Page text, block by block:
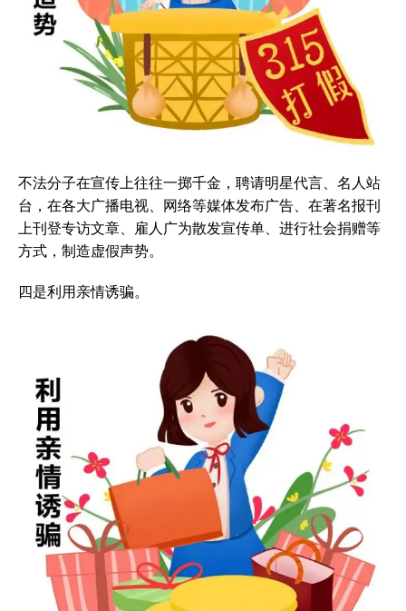
不法分子在宣传上往往一掷千金，聘请明星代言、名人站
台，在各大广播电视、网络等媒体发布广告、在著名报刊
上刊登专访文章、雇人广为散发宣传单、进行社会捐赠等
方式，制造虚假声势。
四是利用亲情诱骗。